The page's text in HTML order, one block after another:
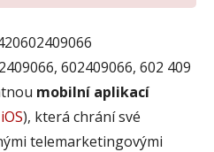
602409066, 602 409
mobilní aplikací
iOS), která chrání své
telemarketingovými